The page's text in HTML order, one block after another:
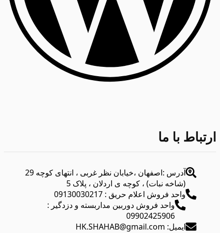
ارتباط با ما
آدرس :اصفهان ،خیابان نظر غربی ، انتهای کوچه 29
(شاخه نبات) ، کوچه ی اردلان ، پلاک 5
واحد فروش اعلام حریق : 09130030217
واحد فروش دوربین مداربسته و دزدگیر :
09902425906
ایمیل: HK.SHAHAB@gmail.com